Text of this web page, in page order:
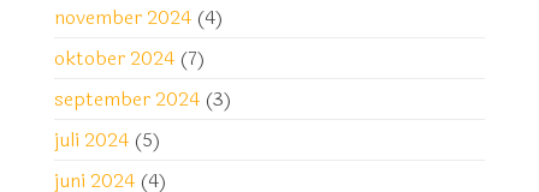
november 2024 (4)
oktober 2024 (7)
september 2024 (3)
juli 2024 (5)
juni 2024 (4)